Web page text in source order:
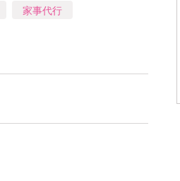
家事代行